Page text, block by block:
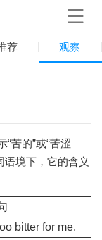
荐 观察
苦的”或“苦涩
语境下，它的含义
bitter for me.